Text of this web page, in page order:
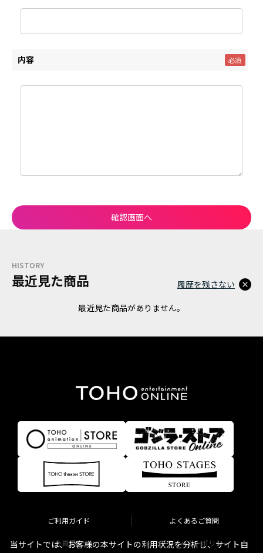
内容
HISTORY
最近見た商品
最近見た商品がありません。
履歴を残さない
ご利用ガイド よくあるご質問
会員規約 プライバシーポリシー
当サイトでは、お客様の本サイトの利用状況を分析し、サイト自